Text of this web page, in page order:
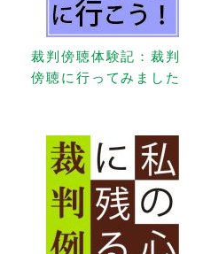
裁判傍聴体験記：裁判
傍聴に行ってみました